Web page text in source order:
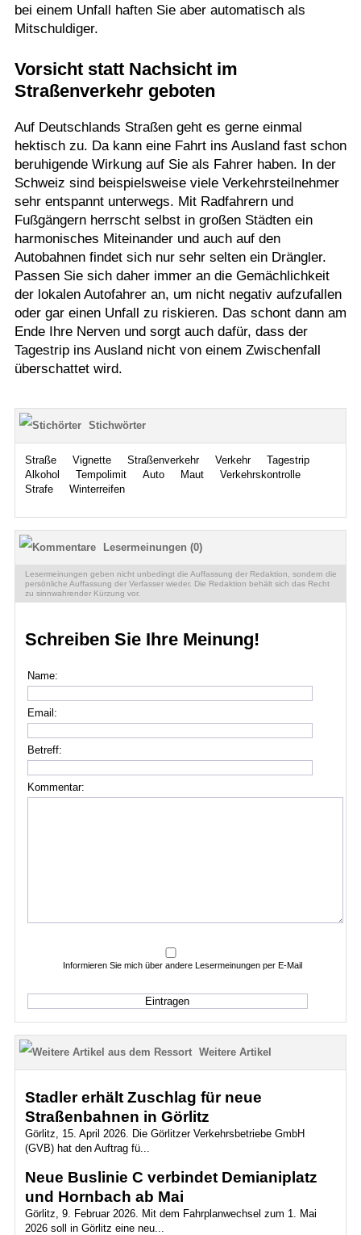
bei einem Unfall haften Sie aber automatisch als
Mitschuldiger.
Vorsicht statt Nachsicht im
Straßenverkehr geboten
Auf Deutschlands Straßen geht es gerne einmal
hektisch zu. Da kann eine Fahrt ins Ausland fast schon
beruhigende Wirkung auf Sie als Fahrer haben. In der
Schweiz sind beispielsweise viele Verkehrsteilnehmer
sehr entspannt unterwegs. Mit Radfahrern und
Fußgängern herrscht selbst in großen Städten ein
harmonisches Miteinander und auch auf den
Autobahnen findet sich nur sehr selten ein Drängler.
Passen Sie sich daher immer an die Gemächlichkeit
der lokalen Autofahrer an, um nicht negativ aufzufallen
oder gar einen Unfall zu riskieren. Das schont dann am
Ende Ihre Nerven und sorgt auch dafür, dass der
Tagestrip ins Ausland nicht von einem Zwischenfall
überschattet wird.
Stichwörter
Straße Vignette Straßenverkehr Verkehr
Tagestrip
Alkohol
Tempolimit Auto Maut
Verkehrskontrolle
Strafe
Winterreifen
Lesermeinungen (0)
Lesermeinungen geben nicht unbedingt die Auffassung der Redaktion, sondern die
persönliche Auffassung der Verfasser wieder. Die Redaktion behält sich das Recht
zu sinnwahrender Kürzung vor.
Schreiben Sie Ihre Meinung!
Name:
Email:
Betreff:
Kommentar:
Informieren Sie mich über andere Lesermeinungen per E-Mail
Weitere Artikel
Stadler erhält Zuschlag für neue
Straßenbahnen in Görlitz
Görlitz, 15. April 2026. Die Görlitzer Verkehrsbetriebe GmbH
(GVB) hat den Auftrag fü...
Neue Buslinie C verbindet Demianiplatz
und Hornbach ab Mai
Görlitz, 9. Februar 2026. Mit dem Fahrplanwechsel zum 1. Mai
2026 soll in Görlitz eine neu...